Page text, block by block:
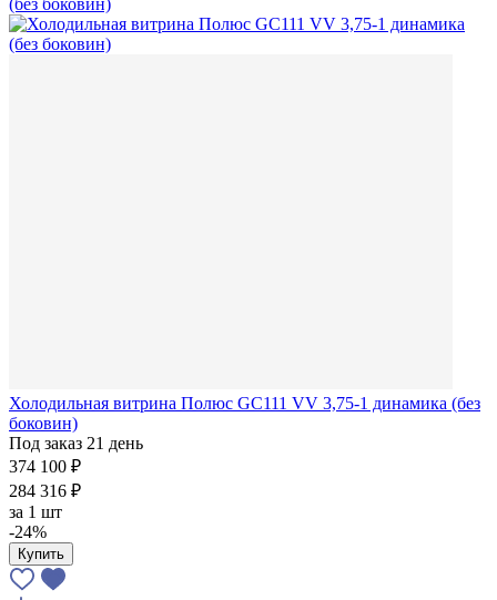
Холодильная витрина Полюс GC111 VV 3,75-1 динамика (без
боковин)
Под заказ 21 день
374 100 ₽
284 316 ₽
за 1 шт
-24%
Купить